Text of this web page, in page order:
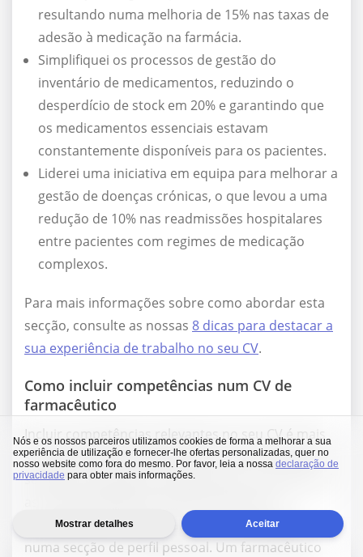
Nós e os nossos parceiros utilizamos cookies de forma a melhorar a sua
experiência de utilização e fornecer-lhe ofertas personalizadas, quer no
nosso website como fora do mesmo. Por favor, leia a nossa declaração de
privacidade para obter mais informações.
Mostrar detalhes Aceitar
resultando numa melhoria de 15% nas taxas de
adesão à medicação na farmácia.
Simplifiquei os processos de gestão do
inventário de medicamentos, reduzindo o
desperdício de stock em 20% e garantindo que
os medicamentos essenciais estavam
constantemente disponíveis para os pacientes.
Liderei uma iniciativa em equipa para melhorar a
gestão de doenças crónicas, o que levou a uma
redução de 10% nas readmissões hospitalares
entre pacientes com regimes de medicação
complexos.
Para mais informações sobre como abordar esta
secção, consulte as nossas 8 dicas para destacar a
sua experiência de trabalho no seu CV.
Como incluir competências num CV de
farmacêutico
Incluir competências relevantes no seu CV é mais
simples do que possa pensar. Crie uma secção de
separação chamada “Competências” e enumere aí
competências transversais num CV, inclua-as
numa secção de perfil pessoal. Um farmacêutico